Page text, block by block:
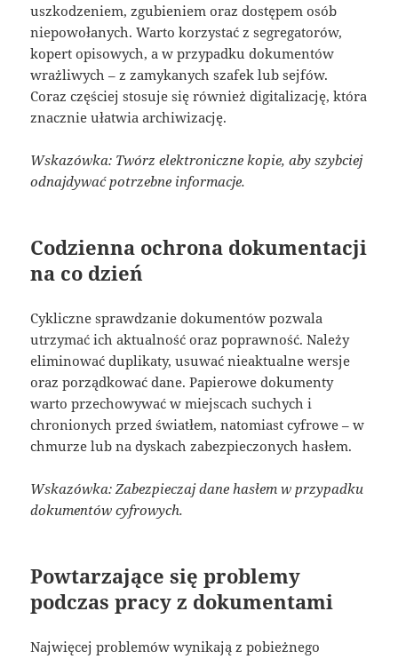
uszkodzeniem, zgubieniem oraz dostępem osób
niepowołanych. Warto korzystać z segregatorów,
kopert opisowych, a w przypadku dokumentów
wrażliwych – z zamykanych szafek lub sejfów.
Coraz częściej stosuje się również digitalizację, która
znacznie ułatwia archiwizację.
Wskazówka: Twórz elektroniczne kopie, aby szybciej
odnajdywać potrzebne informacje.
Codzienna ochrona dokumentacji
na co dzień
Cykliczne sprawdzanie dokumentów pozwala
utrzymać ich aktualność oraz poprawność. Należy
eliminować duplikaty, usuwać nieaktualne wersje
oraz porządkować dane. Papierowe dokumenty
warto przechowywać w miejscach suchych i
chronionych przed światłem, natomiast cyfrowe – w
chmurze lub na dyskach zabezpieczonych hasłem.
Wskazówka: Zabezpieczaj dane hasłem w przypadku
dokumentów cyfrowych.
Powtarzające się problemy
podczas pracy z dokumentami
Najwięcej problemów wynikają z pobieżnego